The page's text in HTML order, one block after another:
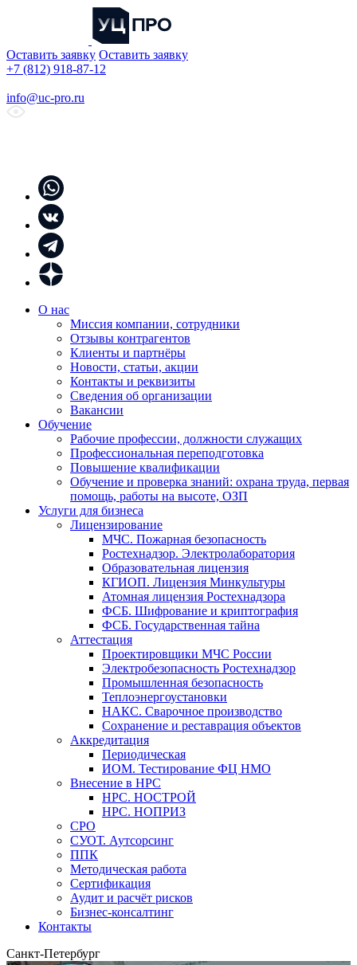
Оставить заявку Оставить заявку
+7 (812) 918-87-12
info@uc-pro.ru
О нас
Миссия компании, сотрудники
Отзывы контрагентов
Клиенты и партнёры
Новости, статьи, акции
Контакты и реквизиты
Сведения об организации
Вакансии
Обучение
Рабочие профессии, должности служащих
Профессиональная переподготовка
Повышение квалификации
Обучение и проверка знаний: охрана труда, первая
помощь, работы на высоте, ОЗП
Услуги для бизнеса
Лицензирование
МЧС. Пожарная безопасность
Ростехнадзор. Электролаборатория
Образовательная лицензия
КГИОП. Лицензия Минкультуры
Атомная лицензия Ростехнадзора
ФСБ. Шифрование и криптография
ФСБ. Государственная тайна
Аттестация
Проектировщики МЧС России
Электробезопасность Ростехнадзор
Промышленная безопасность
Теплоэнергоустановки
НАКС. Сварочное производство
Сохранение и реставрация объектов
Аккредитация
Периодическая
ИОМ. Тестирование ФЦ НМО
Внесение в НРС
НРС. НОСТРОЙ
НРС. НОПРИЗ
СРО
СУОТ. Аутсорсинг
ППК
Методическая работа
Сертификация
Аудит и расчёт рисков
Бизнес-консалтинг
Контакты
Санкт-Петербург